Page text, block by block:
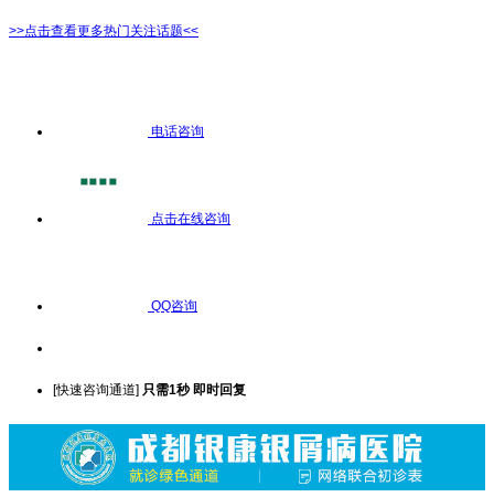
>>点击查看更多热门关注话题<<
电话咨询
点击在线咨询
QQ咨询
[快速咨询通道] 只需1秒 即时回复